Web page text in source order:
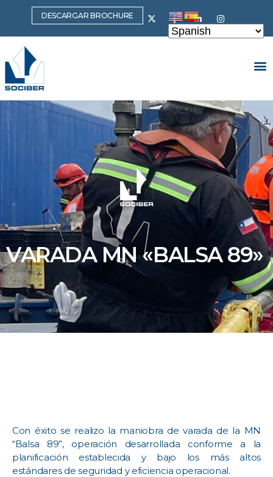
DESCARGAR BROCHURE
VARADA MN «BALSA 89»
Con éxito se realizo la maniobra de varada de la MN
“Balsa 89”, operación desarrollada conforme a la
planificación establecida y bajo los más altos
estándares de seguridad y eficiencia operacional.